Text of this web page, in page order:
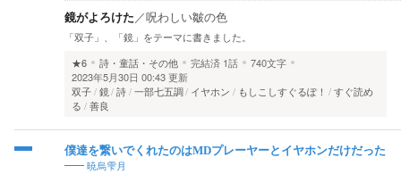
鏡がよろけた ／呪わしい皺の色
「双子」、「鏡」をテーマに書きました。
★6
詩・童話・その他 完結済 1話
740文字
2023年5月30日 00:43 更新
双子 鏡 詩 一部七五調 イヤホン もしこしすぐるぽ！
すぐ読め
る
善良
僕達を繋いでくれたのはMDプレーヤーとイヤホンだけだった
暁烏雫月